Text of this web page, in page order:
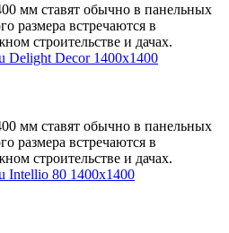
мм ставят обычно в панельных
размера встречаются в
строительстве и дачах.
Delight Decor 1400x1400
мм ставят обычно в панельных
размера встречаются в
строительстве и дачах.
Intellio 80 1400x1400